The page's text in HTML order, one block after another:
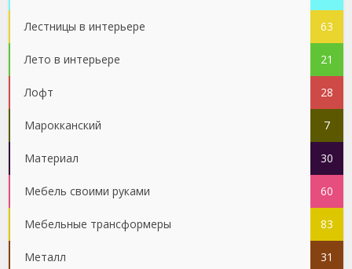
Лестницы в интерьере 63
Лето в интерьере 21
Лофт 28
Марокканский 7
Материал 30
Мебель своими руками 60
Мебельные трансформеры 83
Металл 31